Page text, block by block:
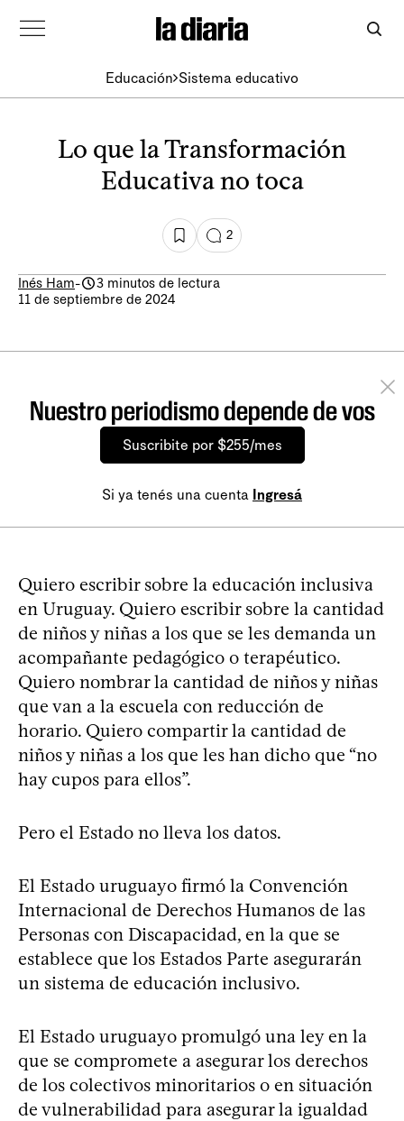
Educación Sistema educativo
Lo que la Transformación
Educativa no toca
2
Inés Ham-
3 minutos de lectura
11 de septiembre de 2024
Nuestro periodismo depende de vos
Suscribite por $255/mes
Si ya tenés una cuenta Ingresá
Quiero escribir sobre la educación inclusiva
en Uruguay. Quiero escribir sobre la cantidad
de niños y niñas a los que se les demanda un
acompañante pedagógico o terapéutico.
Quiero nombrar la cantidad de niños y niñas
que van a la escuela con reducción de
horario. Quiero compartir la cantidad de
niños y niñas a los que les han dicho que “no
hay cupos para ellos”.
Pero el Estado no lleva los datos.
El Estado uruguayo firmó la Convención
Internacional de Derechos Humanos de las
Personas con Discapacidad, en la que se
establece que los Estados Parte asegurarán
un sistema de educación inclusivo.
El Estado uruguayo promulgó una ley en la
que se compromete a asegurar los derechos
de los colectivos minoritarios o en situación
de vulnerabilidad para asegurar la igualdad